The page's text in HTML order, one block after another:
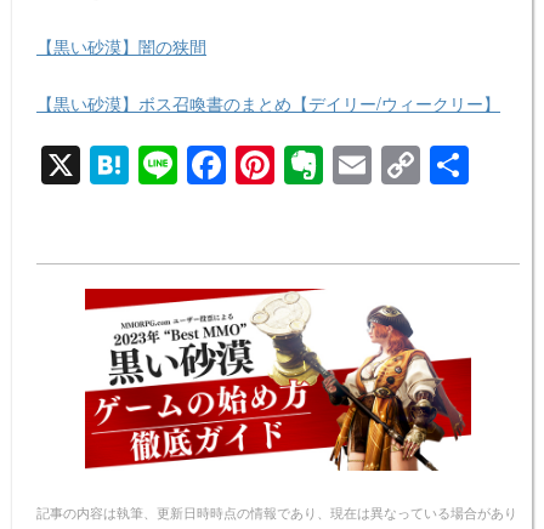
【黒い砂漠】闇の狭間
【黒い砂漠】ボス召喚書のまとめ【デイリー/ウィークリー】
X H
at
n
a
Li
n
F
a
e
b
o
o
k
Pi
nt
e
st
E
v
n
e
E
m
C
o
y
n
k
記事の内容は執筆、更新日時時点の情報であり、現在は異なっている場合があり